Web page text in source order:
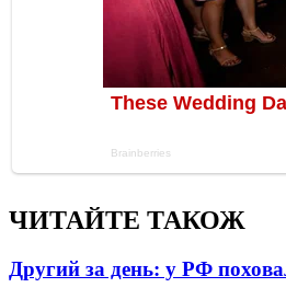
ЧИТАЙТЕ ТАКОЖ
Другий за день: у РФ